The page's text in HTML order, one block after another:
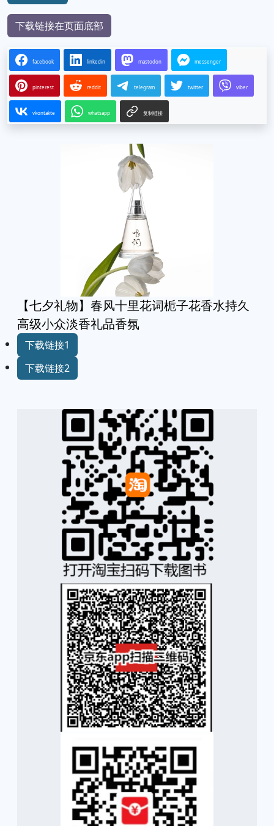
下载链接在页面底部
facebook linkedin mastodon messenger
pinterest reddit telegram twitter viber
vkontakte whatsapp 复制链接
【七夕礼物】春风十里花词栀子花香水持久
高级小众淡香礼品香氛
下载链接1
下载链接2